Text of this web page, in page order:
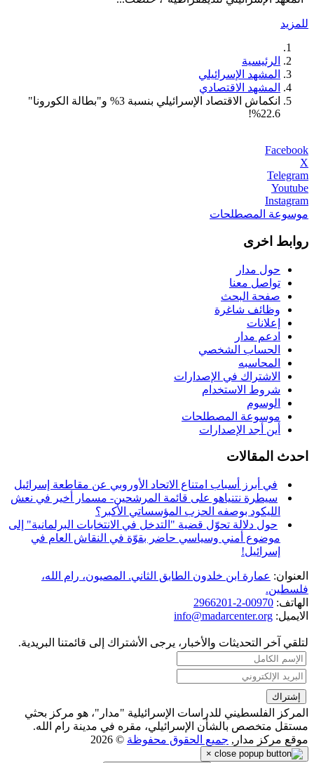
للمزيد
الرئيسية
المشهد الإسرائيلي
المشهد الاقتصادي
انكماش الاقتصاد الإسرائيلي بنسبة 3% و"بطالة الكورونا"
22.6%!
Facebook
X
Telegram
Youtube
Instagram
موسوعة المصطلحات
روابط اخرى
حول مدار
تواصل معنا
صفحة البحث
وظائف شاغرة
إعلانات
ادعم مدار
الحساب الشخصي
المحاسبه
الاشتراك في الإصدارات
شروط الاستخدام
الوسوم
موسوعة المصطلحات
أين أجد الإصدارات
احدث المقالات
في أبرز أسباب امتناع الاتحاد الأوروبي عن مقاطعة إسرائيل
سيطرة نتنياهو على قائمة المرشحين- مسمار أخير في نعش
الليكود بوصفه الحزب المؤسساتي الأكبر؟
حول دلالة تحوّل قضية "التدخل في الانتخابات البرلمانية" إلى
موضوع أمني وسياسي حاضر بقوّة في النقاش العام في
إسرائيل!
العنوان: عمارة ابن خلدون الطابق الثاني. المصيون، رام الله،
فلسطين.
الهاتف: 00970-2-2966201
الايميل: info@madarcenter.org
لتلقي آخر التحديثات والأخبار، يرجى الأشتراك إلى قائمتنا البريدية.
المركز الفلسطيني للدراسات الإسرائيلية "مدار"، هو مركز بحثي
مستقل متخصص بالشأن الإسرائيلي، مقره في مدينة رام الله.
موقع مركز مدار, جميع الحقوق محفوظة © 2026
×